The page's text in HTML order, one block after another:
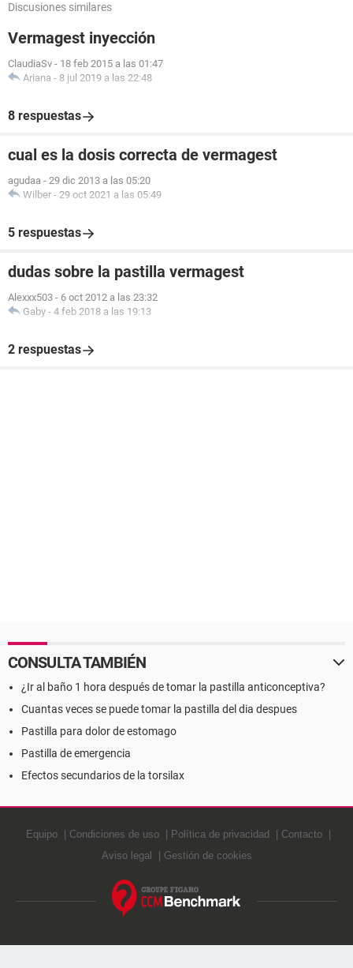
Discusiones similares
Vermagest inyección
ClaudiaSv - 18 feb 2015 a las 01:47
Ariana - 8 jul 2019 a las 22:48
8 respuestas
cual es la dosis correcta de vermagest
agudaa - 29 dic 2013 a las 05:20
Wilber - 29 oct 2021 a las 05:49
5 respuestas
dudas sobre la pastilla vermagest
Alexxx503 - 6 oct 2012 a las 23:32
Gaby - 4 feb 2018 a las 19:13
2 respuestas
CONSULTA TAMBIÉN
¿Ir al baño 1 hora después de tomar la pastilla anticonceptiva?
Cuantas veces se puede tomar la pastilla del dia despues
Pastilla para dolor de estomago
Pastilla de emergencia
Efectos secundarios de la torsilax
Equipo Condiciones de uso Política de privacidad
Contacto
Aviso legal
Gestión de cookies